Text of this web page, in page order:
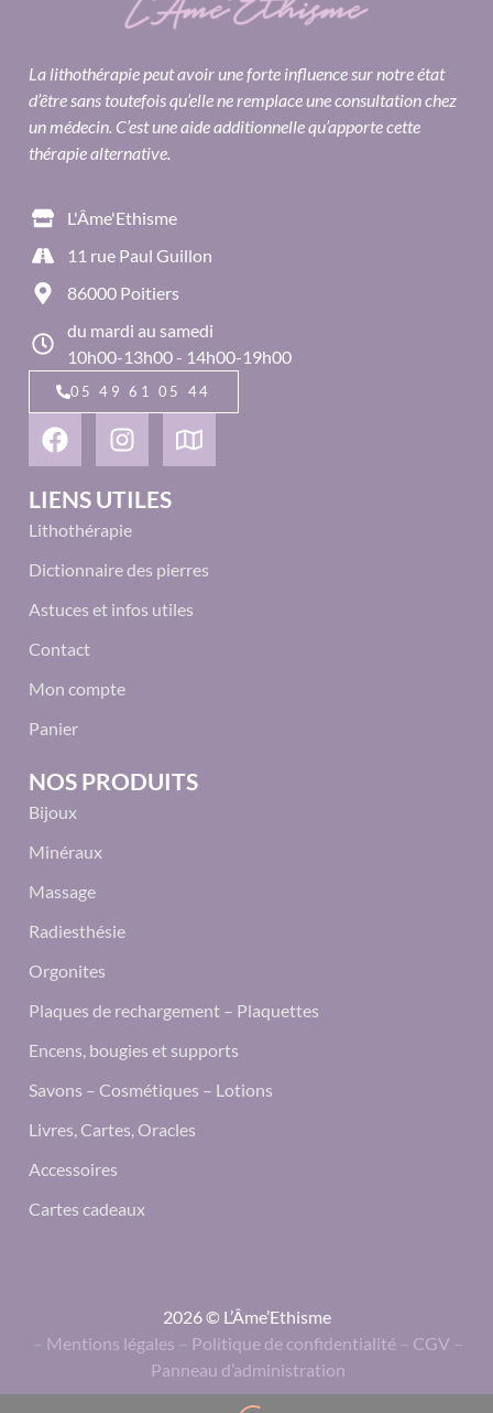
La lithothérapie peut avoir une forte influence sur notre état
d’être sans toutefois qu’elle ne remplace une consultation chez
un médecin. C’est une aide additionnelle qu’apporte cette
thérapie alternative.
L'Âme'Ethisme
11 rue Paul Guillon
86000 Poitiers
du mardi au samedi
10h00-13h00 - 14h00-19h00
05 49 61 05 44
LIENS UTILES
Lithothérapie
Dictionnaire des pierres
Astuces et infos utiles
Contact
Mon compte
Panier
NOS PRODUITS
Bijoux
Minéraux
Massage
Radiesthésie
Orgonites
Plaques de rechargement – Plaquettes
Encens, bougies et supports
Savons – Cosmétiques – Lotions
Livres, Cartes, Oracles
Accessoires
Cartes cadeaux
2026 © L’Âme’Ethisme
– Mentions légales – Politique de confidentialité – CGV –
Panneau d’administration